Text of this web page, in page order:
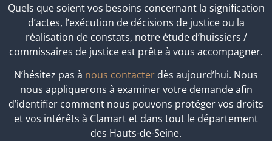
Quels que soient vos besoins concernant la signification
d’actes, l’exécution de décisions de justice ou la
réalisation de constats, notre étude d’huissiers /
commissaires de justice est prête à vous accompagner.
N’hésitez pas à nous contacter dès aujourd’hui. Nous
nous appliquerons à examiner votre demande afin
d’identifier comment nous pouvons protéger vos droits
et vos intérêts à Clamart et dans tout le département
des Hauts-de-Seine.